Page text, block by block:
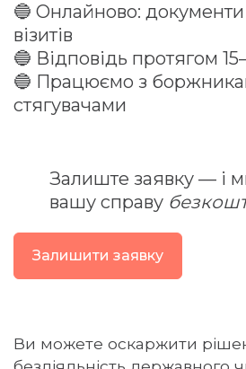
🔵 Онлайново:
візитів
🔵 Відповідь протягом
🔵 Працюємо з
стягувачами
Залиште заявку — і
вашу справу
Залишити заявку
Ви можете оскаржити